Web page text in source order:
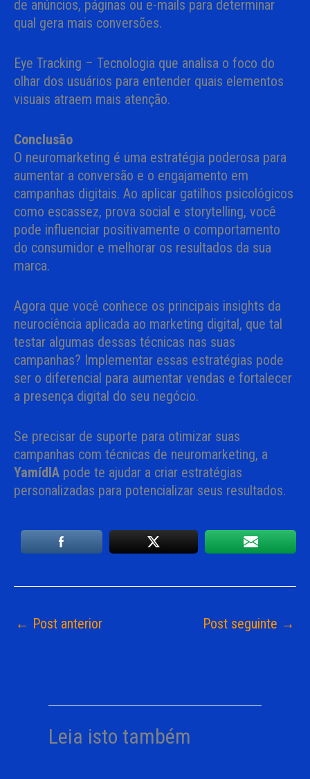
de anúncios, páginas ou e-mails para determinar
qual gera mais conversões.
Eye Tracking – Tecnologia que analisa o foco do
olhar dos usuários para entender quais elementos
visuais atraem mais atenção.
Conclusão
O neuromarketing é uma estratégia poderosa para
aumentar a conversão e o engajamento em
campanhas digitais. Ao aplicar gatilhos psicológicos
como escassez, prova social e storytelling, você
pode influenciar positivamente o comportamento
do consumidor e melhorar os resultados da sua
marca.
Agora que você conhece os principais insights da
neurociência aplicada ao marketing digital, que tal
testar algumas dessas técnicas nas suas
campanhas? Implementar essas estratégias pode
ser o diferencial para aumentar vendas e fortalecer
a presença digital do seu negócio.
Se precisar de suporte para otimizar suas
campanhas com técnicas de neuromarketing, a
YamídIA pode te ajudar a criar estratégias
personalizadas para potencializar seus resultados.
← Post anterior Post seguinte →
Leia isto também